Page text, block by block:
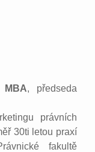
MBA, předseda
právních
30ti letou praxí
fakultě